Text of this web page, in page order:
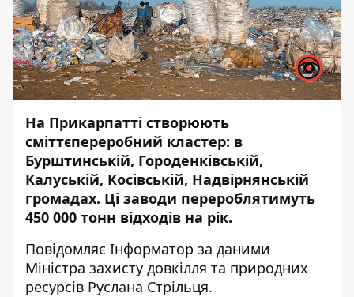
На Прикарпатті створюють
сміттєпереробний кластер: в
Бурштинській, Городенківській,
Калуській, Косівській, Надвірнянській
громадах. Ці заводи перероблятимуть
450 000 тонн відходів на рік.
Повідомляє Інформатор за даними
Міністра захисту довкілля та природних
ресурсів Руслана Стрільця.